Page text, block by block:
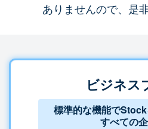
ありませんので、是
ビジネス
標準的な機能でStock
すべての